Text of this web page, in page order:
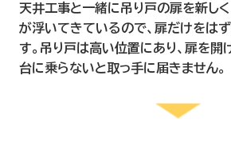
天井工事と一緒に吊り戸の扉を新しく
が浮いてきているので、扉だけをは
す。吊り戸は高い位置にあり、扉を
台に乗らないと取っ手に届きません。